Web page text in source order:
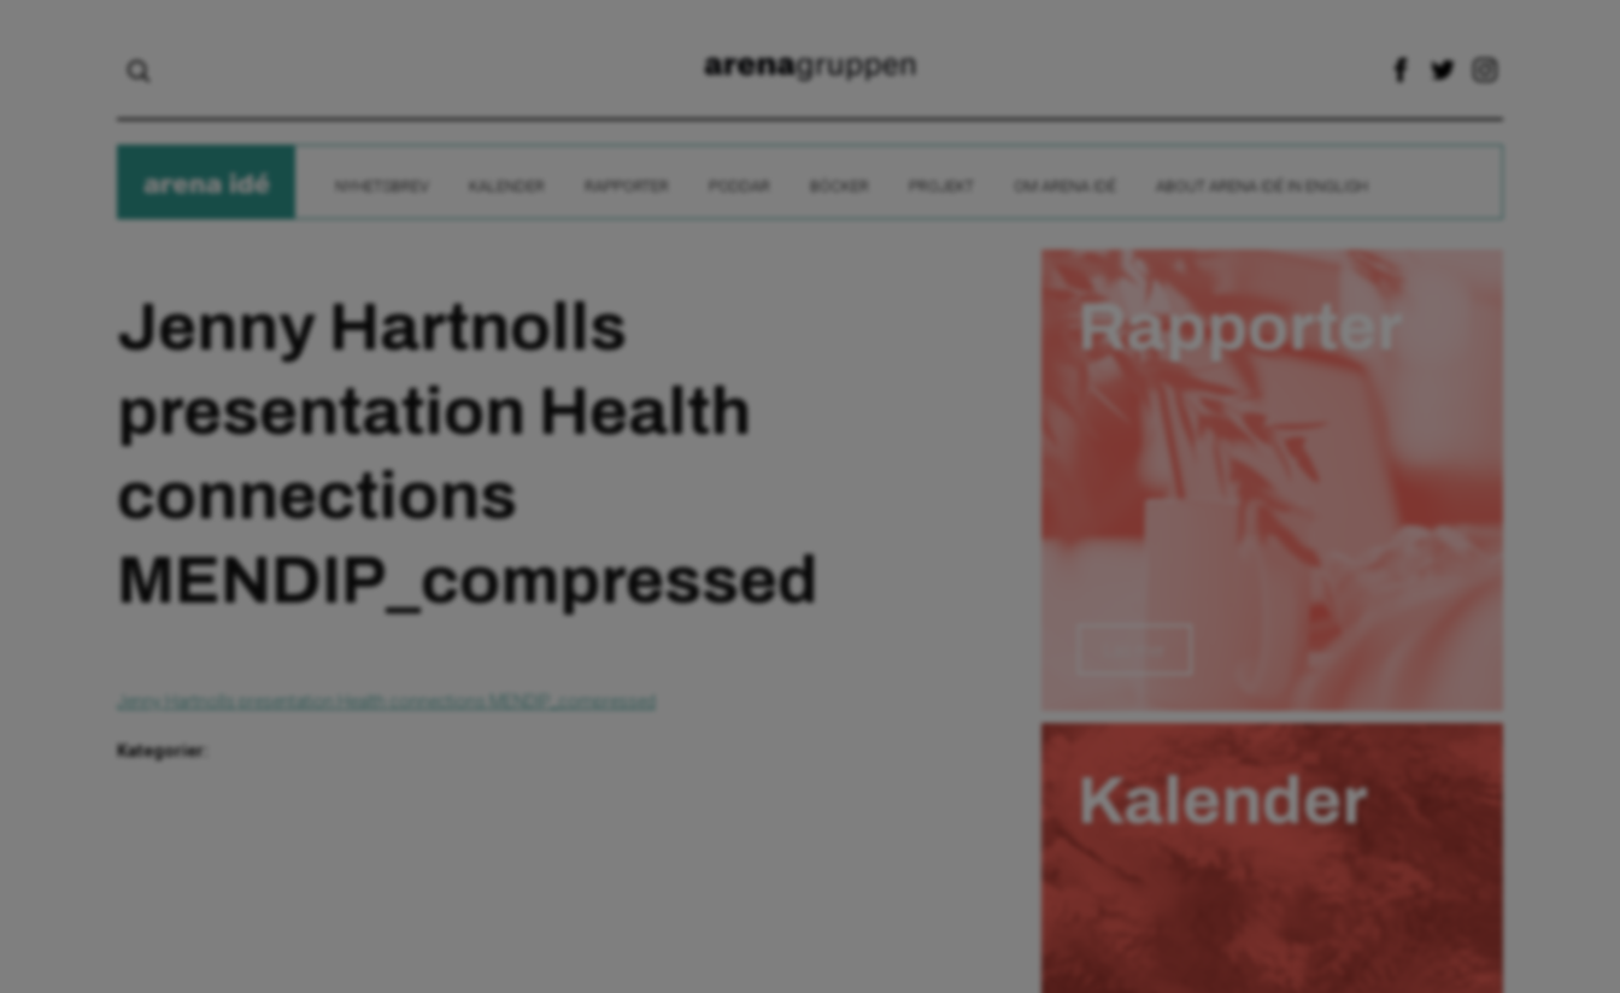
arenaide KALENDER RAPPORTER BÖCKER PROJEKT OM ARENA IDÉ ABOUT ARENA IDÉ IN ENGLISH
Jenny Hartnolls
presentation Health
connections
MENDIP_compressed
Jenny Hartnolls presentation Health connections MENDIP_compressed
Kategorier:
Rapporter
Kalender